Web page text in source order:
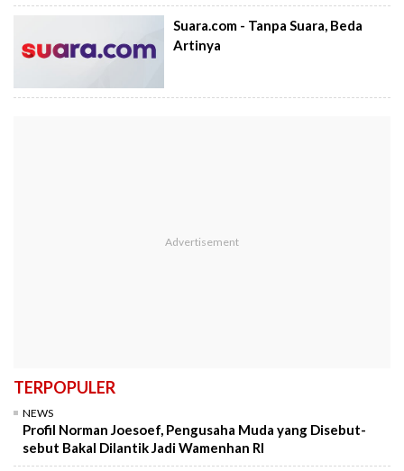
Suara.com - Tanpa Suara, Beda
Artinya
TERPOPULER
NEWS
Profil Norman Joesoef, Pengusaha Muda yang Disebut-
sebut Bakal Dilantik Jadi Wamenhan RI